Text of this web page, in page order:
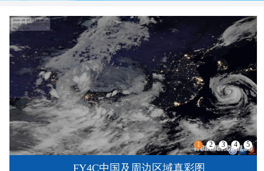
台风来临前夕 浙江玉环渔船回港避风
1 2 3 4 5